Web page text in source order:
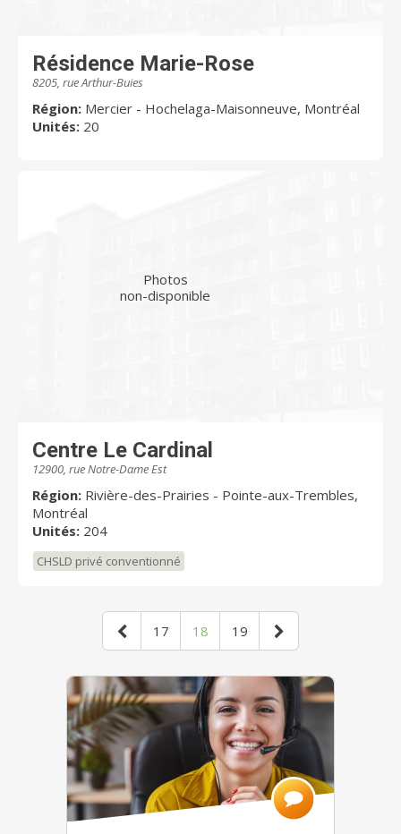
Résidence Marie-Rose
8205, rue Arthur-Buies
Région: Mercier - Hochelaga-Maisonneuve, Montréal
Unités: 20
Photos
non-disponible
Centre Le Cardinal
12900, rue Notre-Dame Est
Région: Rivière-des-Prairies - Pointe-aux-Trembles,
Montréal
Unités: 204
CHSLD privé conventionné
17 18 19